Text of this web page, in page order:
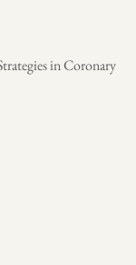
in Coronary